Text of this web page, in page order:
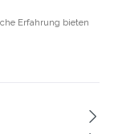
Erfahrung bieten